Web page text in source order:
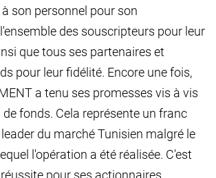
son personnel pour son
des souscripteurs pour leur
que tous ses partenaires et
pour leur fidélité. Encore une fois,
a tenu ses promesses vis à vis
de fonds. Cela représente un franc
du marché Tunisien malgré le
l'opération a été réalisée. C'est
pour ses actionnaires,